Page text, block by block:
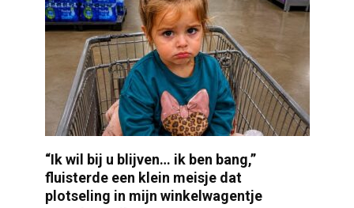
“Ik wil bij u blijven… ik ben bang,”
fluisterde een klein meisje dat
plotseling in mijn winkelwagentje